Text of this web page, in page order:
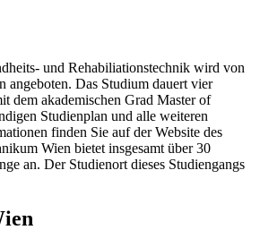
und Rehabiliationstechnik wird von
angeboten. Das Studium dauert vier
dem akademischen Grad Master of
Studienplan und alle weiteren
finden Sie auf der Website des
Wien bietet insgesamt über 30
an. Der Studienort dieses Studiengangs